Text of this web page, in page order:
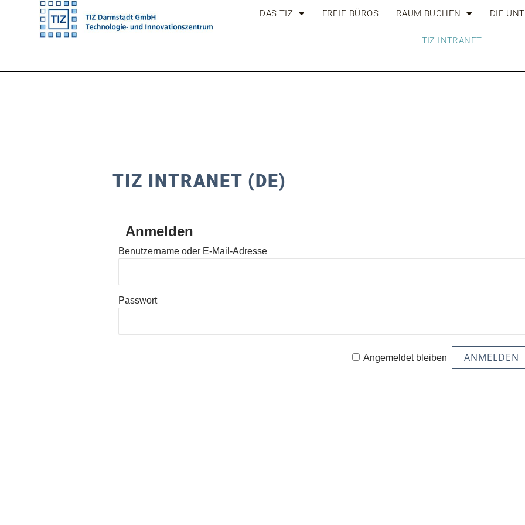
DAS TIZ FREIE BÜROS RAUM BUCHEN DIE
TIZ INTRANET
TIZ INTRANET (DE)
Anmelden
Benutzername oder E-Mail-Adresse
Passwort
Angemeldet bleiben